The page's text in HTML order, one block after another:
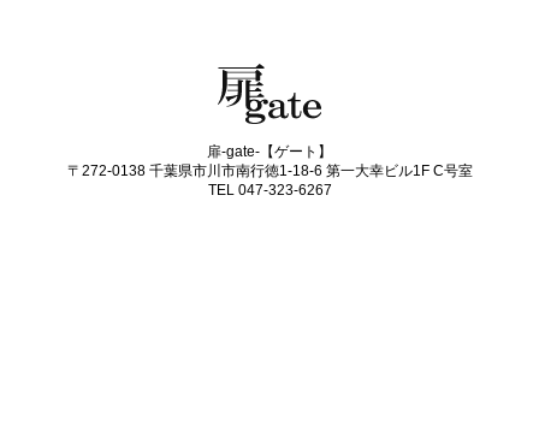
扉-gate-【ゲート】
〒272-0138 千葉県市川市南行徳1-18-6 第一大幸ビル1F C号室
TEL 047-323-6267